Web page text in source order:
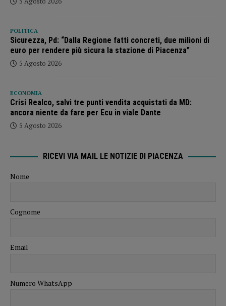
POLITICA
Sicurezza, Pd: “Dalla Regione fatti concreti, due milioni di
euro per rendere più sicura la stazione di Piacenza”
5 Agosto 2026
ECONOMIA
Crisi Realco, salvi tre punti vendita acquistati da MD:
ancora niente da fare per Ecu in viale Dante
5 Agosto 2026
RICEVI VIA MAIL LE NOTIZIE DI PIACENZA
Nome
Cognome
Email
Numero WhatsApp